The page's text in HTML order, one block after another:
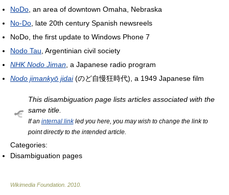
NoDo , an area of downtown Omaha, Nebraska
No-Do , late 20th century Spanish newsreels
NoDo, the first update to Windows Phone 7
Nodo Tau , Argentinian civil society
NHK Nodo Jiman , a Japanese radio program
Nodo jimankyō jidai(のど自慢狂時代), a 1949 Japanese film
This disambiguation page lists articles associated with the
same title.
If an internal linkled you here, you may wish to change the link to
point directly to the intended article.
Categories:
Disambiguation pages
Wikimedia Foundation 2010